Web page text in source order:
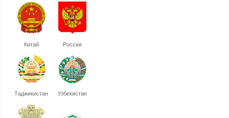
Китай Россия
Таджикистан Узбекистан